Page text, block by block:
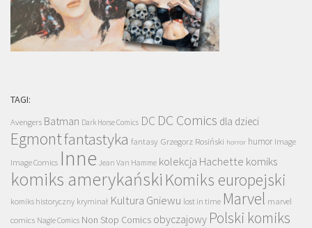
TAGI:
Avengers Batman Dark Horse Comics DC DC Comics dla dzieci
Egmontfantastyka fantasy Grzegorz Rosiński horror humor Image
Image Comics Inne Jean Van Hamme kolekcja Hachette komiks
komiks amerykański Komiks europejski
komiks historyczny kryminał Kultura Gniewu lost in time Marvel marvel
comics Nagle Comics Non Stop Comics obyczajowy Polski komiks